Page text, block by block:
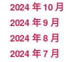
2024 年 10 月
2024 年 9 月
2024 年 8 月
2024 年 7 月